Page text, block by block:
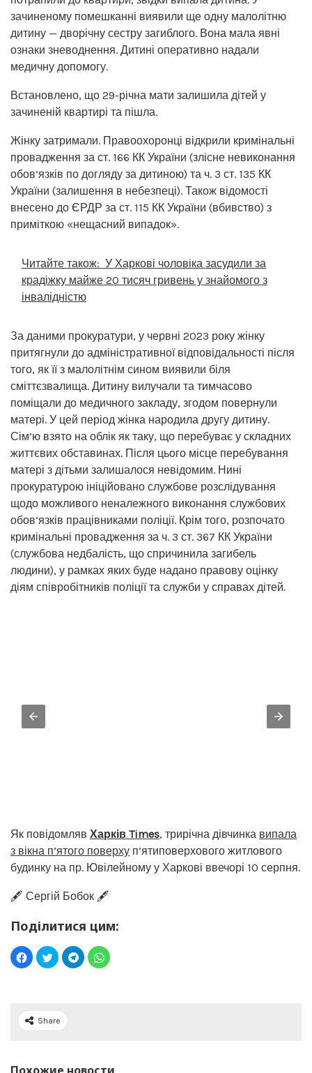
зачиненому помешканні виявили ще одну малолітню
дитину — дворічну сестру загиблого. Вона мала явні
ознаки зневоднення. Дитині оперативно надали
медичну допомогу.
Встановлено, що 29-річна мати залишила дітей у
зачиненій квартирі та пішла.
Жінку затримали. Правоохоронці відкрили кримінальні
провадження за ст. 166 КК України (злісне невиконання
обов’язків по догляду за дитиною) та ч. 3 ст. 135 КК
України (залишення в небезпеці). Також відомості
внесено до ЄРДР за ст. 115 КК України (вбивство) з
приміткою «нещасний випадок».
Читайте також: У Харкові чоловіка засудили за
крадіжку майже 20 тисяч гривень у знайомого з
інвалідністю
За даними прокуратури, у червні 2023 року жінку
притягнули до адміністративної відповідальності після
того, як її з малолітнім сином виявили біля
сміттєзвалища. Дитину вилучали та тимчасово
поміщали до медичного закладу, згодом повернули
матері. У цей період жінка народила другу дитину.
Сім’ю взято на облік як таку, що перебуває у складних
життєвих обставинах. Після цього місце перебування
матері з дітьми залишалося невідомим. Нині
прокуратурою ініційовано службове розслідування
щодо можливого неналежного виконання службових
обов’язків працівниками поліції. Крім того, розпочато
кримінальні провадження за ч. 3 ст. 367 КК України
(службова недбалість, що спричинила загибель
людини), у рамках яких буде надано правову оцінку
діям співробітників поліції та служби у справах дітей.
Як повідомляв Харків Times, трирічна дівчинка випала
з вікна п’ятого поверху п’ятиповерхового житлового
будинку на пр. Ювілейному у Харкові ввечорі 10 серпня.
🖋️ Сергій Бобок 🖋️
Поділитися цим:
Share